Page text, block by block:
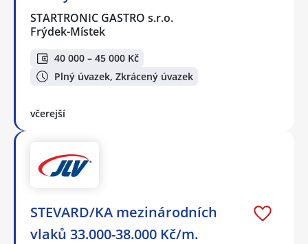
STARTRONIC GASTRO s.r.o.
Frýdek-Místek
40 000 – 45 000 Kč
Plný úvazek, Zkrácený úvazek
včerejší
STEVARD/KA mezinárodních
vlaků 33.000-38.000 Kč/m.